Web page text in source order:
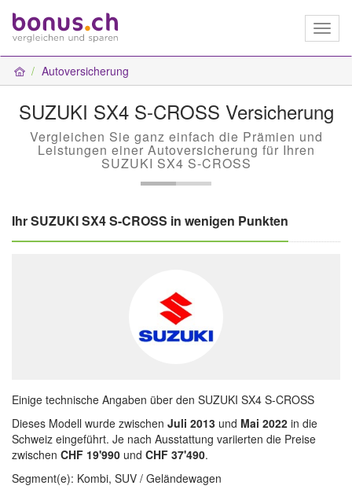
Autoversicherung
SUZUKI SX4 S-CROSS Versicherung
Vergleichen Sie ganz einfach die Prämien und
Leistungen einer Autoversicherung für Ihren
SUZUKI SX4 S-CROSS
Ihr SUZUKI SX4 S-CROSS in wenigen Punkten
Einige technische Angaben über den SUZUKI SX4 S-CROSS
Dieses Modell wurde zwischen Juli 2013 und Mai 2022 in die
Schweiz eingeführt. Je nach Ausstattung variierten die Preise
zwischen CHF 19'990 und CHF 37'490.
Segment(e): Kombi, SUV / Geländewagen